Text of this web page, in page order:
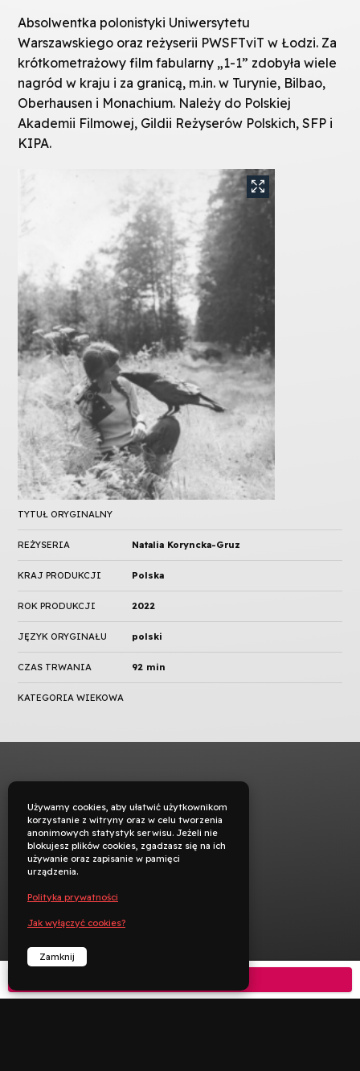
Absolwentka polonistyki Uniwersytetu
Warszawskiego oraz reżyserii PWSFTviT w Łodzi. Za
krótkometrażowy film fabularny „1-1” zdobyła wiele
nagród w kraju i za granicą, m.in. w Turynie, Bilbao,
Oberhausen i Monachium. Należy do Polskiej
Akademii Filmowej, Gildii Reżyserów Polskich, SFP i
KIPA.
TYTUŁ ORYGINALNY
REŻYSERIA Natalia Koryncka-Gruz
KRAJ PRODUKCJI Polska
ROK PRODUKCJI 2022
JĘZYK ORYGINAŁU polski
CZAS TRWANIA 92 min
KATEGORIA WIEKOWA
Używamy cookies, aby ułatwić użytkownikom
korzystanie z witryny oraz w celu tworzenia
anonimowych statystyk serwisu. Jeżeli nie
blokujesz plików cookies, zgadzasz się na ich
używanie oraz zapisanie w pamięci
urządzenia.
Polityka prywatności
Jak wyłączyć cookies?
Zamknij